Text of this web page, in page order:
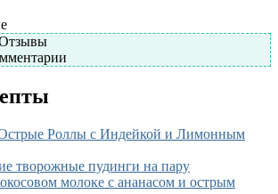
Роллы с Индейкой и Лимонным
творожные пудинги на пару
молоке с ананасом и острым